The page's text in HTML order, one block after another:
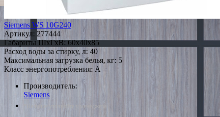
Siemens WS 10G240
Артикул: 277444
Габариты ШxГxВ: 60x40x85
Расход воды за стирку, л: 40
Максимальная загрузка белья, кг: 5
Класс энергопотребления: A
Производитель:
Siemens
*Наличие уточняйте у менеджера